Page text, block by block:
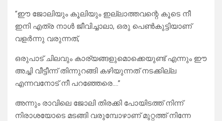
“ഈ ജോലിയും കൂലിയും ഇല്ലാത്തവന്റെ കൂടെ നീ
ഇനി എത്ര നാൾ ജീവിച്ചാലാ, ഒരു പെൺകുട്ടിയാണ്
വളർന്നു വരുന്നത്,
ഒരുപാട് ചിലവും കാര്യങ്ങളുമൊക്കെയുണ്ട് എന്നും ഈ
അച്ചി വീട്ടീന്ന് തിന്നുറങ്ങി കഴിയുന്നത് നടക്കില്ല
എന്നവനോട് നീ പറഞ്ഞേരെ….”
അന്നും രാവിലെ ജോലി തിരക്കി പോയിടത്ത് നിന്ന്
നിരാശയോടെ മടങ്ങി വരുമ്പോഴാണ് മുറ്റത്ത് നിന്നേ